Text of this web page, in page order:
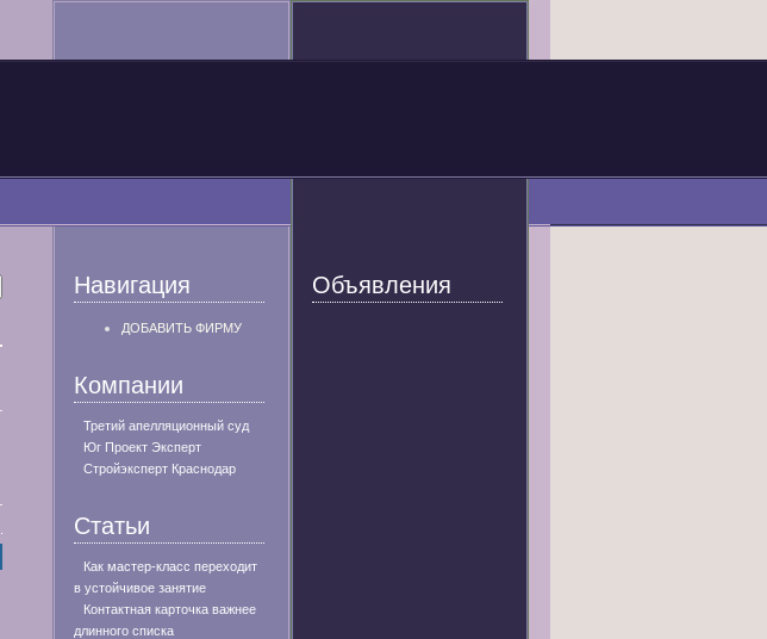
Навигация
ДОБАВИТЬ ФИРМУ
Компании
Третий апелляционный суд
Юг Проект Эксперт
Стройэксперт Краснодар
Статьи
Как мастер-класс переходит
в устойчивое занятие
Контактная карточка важнее
длинного списка
Объявления